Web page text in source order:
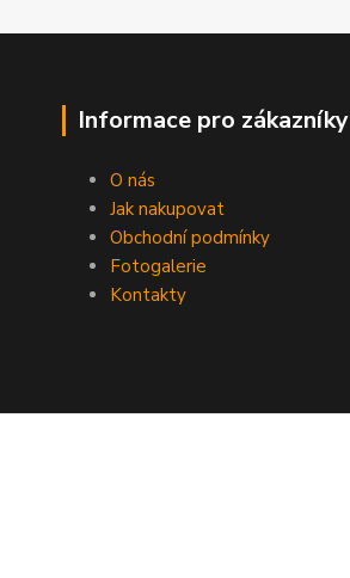
Informace pro zákazníky
O nás
Jak nakupovat
Obchodní podmínky
Fotogalerie
Kontakty